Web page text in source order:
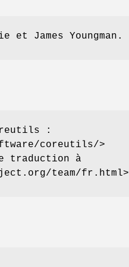
et James Youngman.
:
coreutils/>
traduction à
team/fr.html>